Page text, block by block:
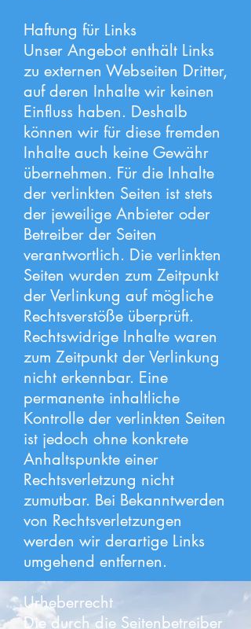
Haftung für Links
Unser Angebot enthält Links
zu externen Webseiten Dritter,
auf deren Inhalte wir keinen
Einfluss haben. Deshalb
können wir für diese fremden
Inhalte auch keine Gewähr
übernehmen. Für die Inhalte
der verlinkten Seiten ist stets
der jeweilige Anbieter oder
Betreiber der Seiten
verantwortlich. Die verlinkten
Seiten wurden zum Zeitpunkt
der Verlinkung auf mögliche
Rechtsverstöße überprüft.
Rechtswidrige Inhalte waren
zum Zeitpunkt der Verlinkung
nicht erkennbar. Eine
permanente inhaltliche
Kontrolle der verlinkten Seiten
ist jedoch ohne konkrete
Anhaltspunkte einer
Rechtsverletzung nicht
zumutbar. Bei Bekanntwerden
von Rechtsverletzungen
werden wir derartige Links
umgehend entfernen.
Urheberrecht
Die durch die Seitenbetreiber